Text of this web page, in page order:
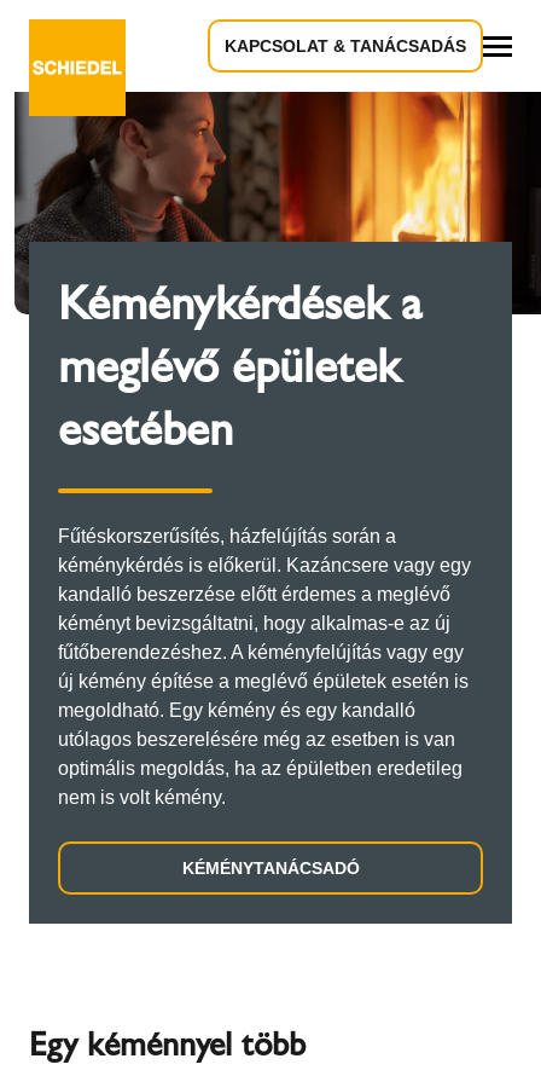
KAPCSOLAT & TANÁCSADÁS
Kéménykérdések a
meglévő épületek
esetében
Fűtéskorszerűsítés, házfelújítás során a
kéménykérdés is előkerül. Kazáncsere vagy egy
kandalló beszerzése előtt érdemes a meglévő
kéményt bevizsgáltatni, hogy alkalmas-e az új
fűtőberendezéshez. A kéményfelújítás vagy egy
új kémény építése a meglévő épületek esetén is
megoldható. Egy kémény és egy kandalló
utólagos beszerelésére még az esetben is van
optimális megoldás, ha az épületben eredetileg
nem is volt kémény.
KÉMÉNYTANÁCSADÓ
Egy kéménnyel több